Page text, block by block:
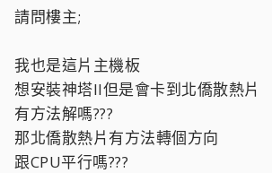
請問樓主;
我也是這片主機板
想安裝神塔II但是會卡到北僑散熱片
有方法解嗎???
那北僑散熱片有方法轉個方向
跟CPU平行嗎???